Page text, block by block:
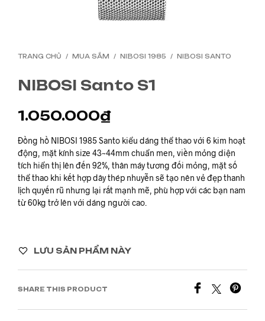
TRANG CHỦ / MUA SẮM / NIBOSI 1985 / NIBOSI SANTO
NIBOSI Santo S1
1.050.000₫
Đồng hồ NIBOSI 1985 Santo kiểu dáng thể thao với 6 kim hoạt
động, mặt kính size 43~44mm chuẩn men, viền mỏng diện
tích hiển thị lên đến 92%, thân máy tương đối mỏng, mặt số
thể thao khi kết hợp dây thép nhuyễn sẽ tạo nên vẻ đẹp thanh
lịch quyến rũ nhưng lại rất mạnh mẽ, phù hợp với các bạn nam
từ 60kg trở lên với dáng người cao.
LƯU SẢN PHẨM NÀY
SHARE THIS PRODUCT